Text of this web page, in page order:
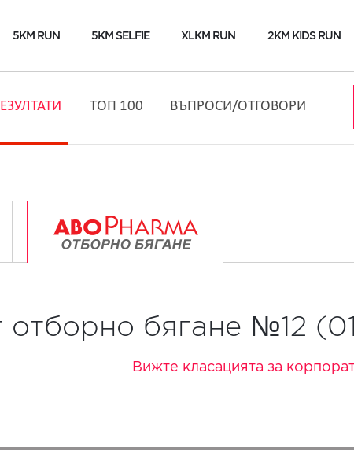
5KM RUN 5KM SELFIE XLKM RUN 2KM KIDS RUN
ТОП 100 ВЪПРОСИ/ОТГОВОРИ
отборно бягане №12
Вижте класацията за